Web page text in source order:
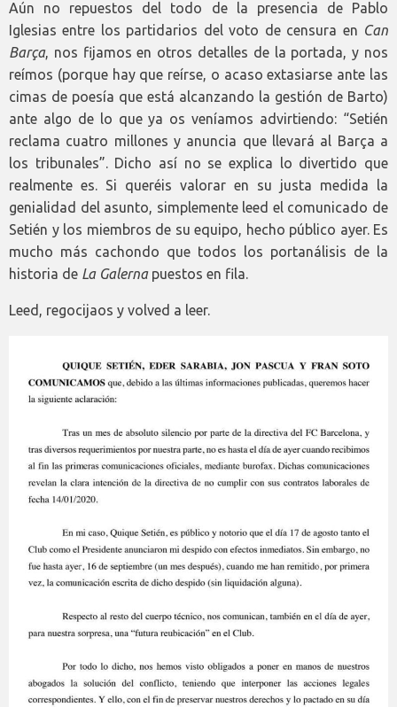
Aún no repuestos del todo de la presencia de Pablo
Iglesias entre los partidarios del voto de censura en Can
Barça, nos fijamos en otros detalles de la portada, y nos
reímos (porque hay que reírse, o acaso extasiarse ante las
cimas de poesía que está alcanzando la gestión de Barto)
ante algo de lo que ya os veníamos advirtiendo: “Setién
reclama cuatro millones y anuncia que llevará al Barça a
los tribunales”. Dicho así no se explica lo divertido que
realmente es. Si queréis valorar en su justa medida la
genialidad del asunto, simplemente leed el comunicado de
Setién y los miembros de su equipo, hecho público ayer. Es
mucho más cachondo que todos los portanálisis de la
historia de La Galernapuestos en fila.
Leed, regocijaos y volved a leer.